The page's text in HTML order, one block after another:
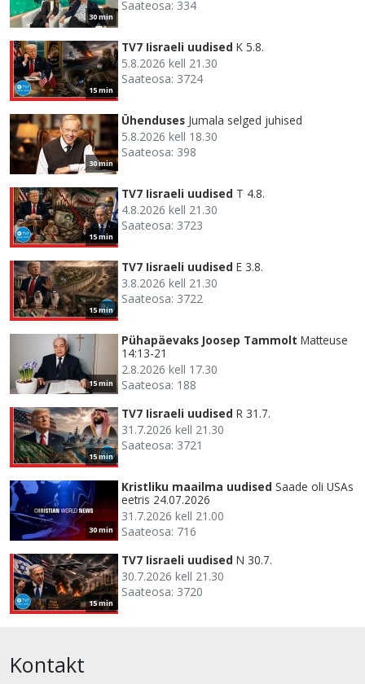
30 min
Saateosa: 334
15 min
TV7 Iisraeli uudised K 5.8.
5.8.2026 kell 21.30
Saateosa: 3724
30 min
Ühenduses Jumala selged juhised
5.8.2026 kell 18.30
Saateosa: 398
15 min
TV7 Iisraeli uudised T 4.8.
4.8.2026 kell 21.30
Saateosa: 3723
15 min
TV7 Iisraeli uudised E 3.8.
3.8.2026 kell 21.30
Saateosa: 3722
15 min
Pühapäevaks Joosep Tammolt Matteuse
14:13-21
2.8.2026 kell 17.30
Saateosa: 188
15 min
TV7 Iisraeli uudised R 31.7.
31.7.2026 kell 21.30
Saateosa: 3721
30 min
Kristliku maailma uudised Saade oli USAs
eetris 24.07.2026
31.7.2026 kell 21.00
Saateosa: 716
15 min
TV7 Iisraeli uudised N 30.7.
30.7.2026 kell 21.30
Saateosa: 3720
Kontakt